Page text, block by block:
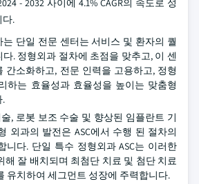
- 2032 사이에 4.1% CAGR의 속도로 성
다.
단일 전문 센터는 서비스 및 환자의 퀄
. 정형외과 절차에 초점을 맞추고, 이 센
간소화하고, 전문 인력을 고용하고, 정형
하는 효율성과 효율성을 높이는 맞춤형
.
, 로봇 보조 수술 및 향상된 임플란트 기
외과의 발전은 ASC에서 수행 된 절차의
니다. 단일 특수 정형외과 ASC는 이러한
해 잘 배치되며 최첨단 치료 및 첨단 치료
유치하여 세그먼트 성장에 주력합니다.